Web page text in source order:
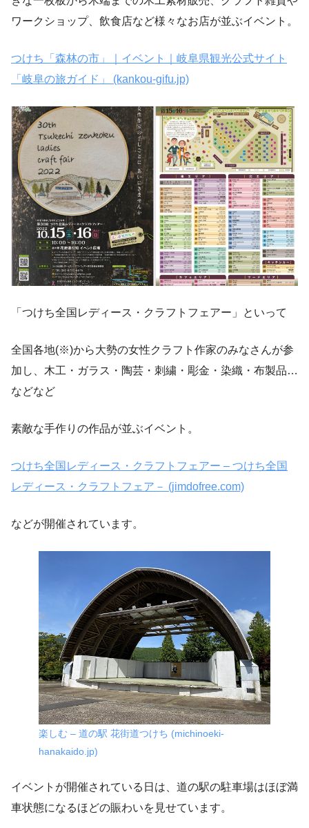
ワークショップ、飲食店など様々なお店が並ぶイベント。
つけち「森林の市」｜イベント｜岐阜県観光公式サイト
「岐阜の旅ガイド」 (kankou-gifu.jp)
「つけち全国レディース・クラフトフェアー」といって
全国各地(※)から大勢の女性クラフト作家のみなさんが参
加し、木工・ガラス・陶芸・刺繍・彫金・染織・布製品…
などなど
素敵な手作りの作品が並ぶイベント。
つけち全国レディース・クラフトフェアー – つけち全国
レディース・クラフトフェア－ (jimdofree.com)
などが開催されています。
楽しむ – 道の駅 花街道つけち (michinoeki-
hanakaido.jp)
イベントが開催されている日は、道の駅の駐車場はほぼ満
車状態になるほどの賑わいを見せています。